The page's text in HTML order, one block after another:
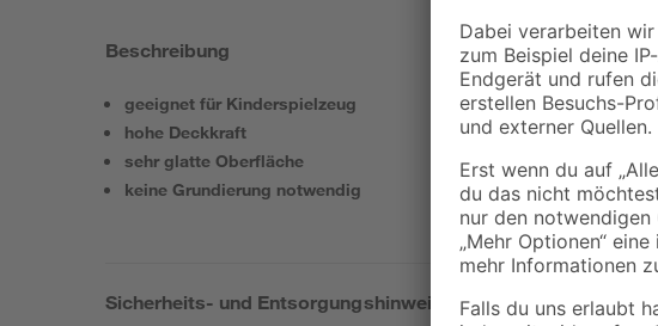
Beschreibung
geeignet für Kinderspielzeug
hohe Deckkraft
sehr glatte Oberfläche
keine Grundierung notwendig
Sicherheits- und Entsorgungshinweise